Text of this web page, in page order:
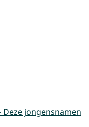
jongensnamen